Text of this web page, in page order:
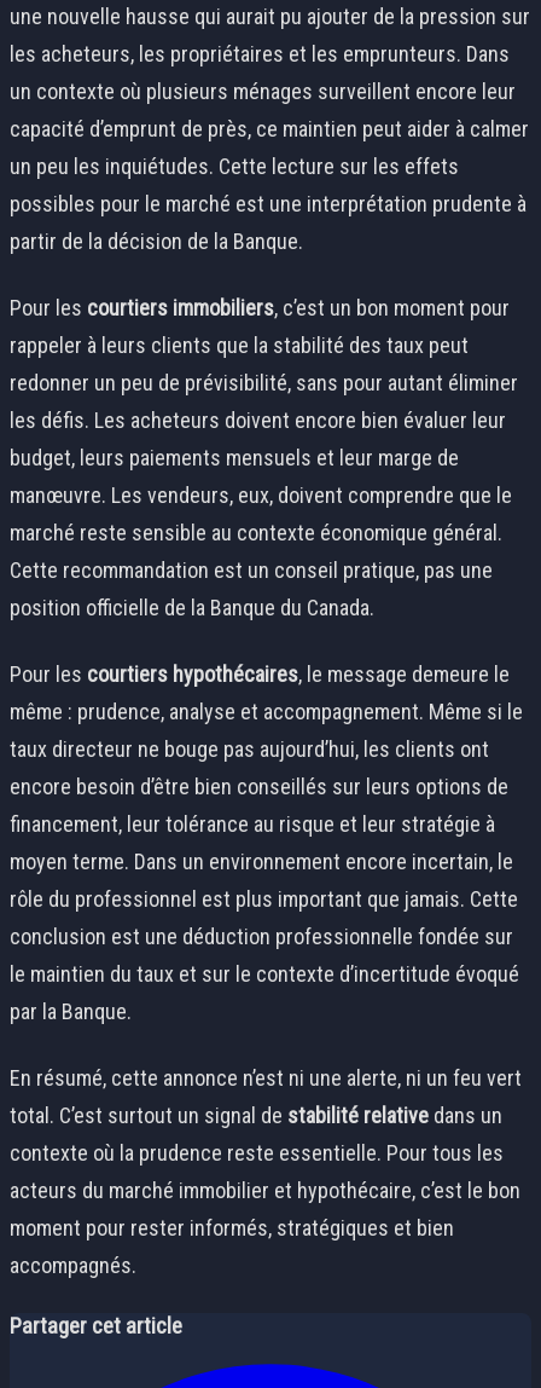
une nouvelle hausse qui aurait pu ajouter de la pression sur
les acheteurs, les propriétaires et les emprunteurs. Dans
un contexte où plusieurs ménages surveillent encore leur
capacité d’emprunt de près, ce maintien peut aider à calmer
un peu les inquiétudes. Cette lecture sur les effets
possibles pour le marché est une interprétation prudente à
partir de la décision de la Banque.
Pour les courtiers immobiliers, c’est un bon moment pour
rappeler à leurs clients que la stabilité des taux peut
redonner un peu de prévisibilité, sans pour autant éliminer
les défis. Les acheteurs doivent encore bien évaluer leur
budget, leurs paiements mensuels et leur marge de
manœuvre. Les vendeurs, eux, doivent comprendre que le
marché reste sensible au contexte économique général.
Cette recommandation est un conseil pratique, pas une
position officielle de la Banque du Canada.
Pour les courtiers hypothécaires, le message demeure le
même : prudence, analyse et accompagnement. Même si le
taux directeur ne bouge pas aujourd’hui, les clients ont
encore besoin d’être bien conseillés sur leurs options de
financement, leur tolérance au risque et leur stratégie à
moyen terme. Dans un environnement encore incertain, le
rôle du professionnel est plus important que jamais. Cette
conclusion est une déduction professionnelle fondée sur
le maintien du taux et sur le contexte d’incertitude évoqué
par la Banque.
En résumé, cette annonce n’est ni une alerte, ni un feu vert
total. C’est surtout un signal de stabilité relative dans un
contexte où la prudence reste essentielle. Pour tous les
acteurs du marché immobilier et hypothécaire, c’est le bon
moment pour rester informés, stratégiques et bien
accompagnés.
Partager cet article